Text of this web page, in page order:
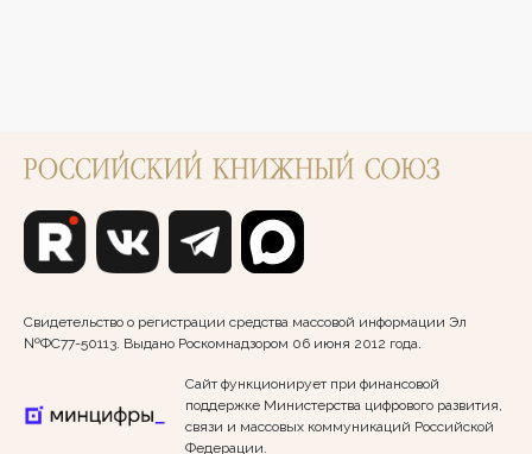
Свидетельство о регистрации средства массовой информации Эл
№ФС77-50113. Выдано Роскомнадзором 06 июня 2012 года.
Сайт функционирует при финансовой
поддержке Министерства цифрового развития,
связи и массовых коммуникаций Российской
Федерации.